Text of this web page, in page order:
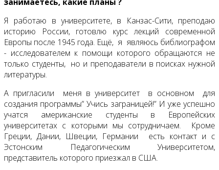
Я работаю в университете, в Канзас-Сити, преподаю
историю России, готовлю курс лекций современной
Европы после 1945 года. Ещё, я являюсь библиографом
- исследователем к помощи которого обращаются не
только студенты, но и преподаватели в поисках нужной
литературы.
А пригласили меня в университет в основном для
создания программы” Учись заграницей!” И уже успешно
учатся американские студенты в Европейских
университетах с которыми мы сотрудничаем. Кроме
Греции, Дании, Швеции, Германии есть контакт и с
Эстонским Педагогическим Университетом,
представитель которого приезжал в США.